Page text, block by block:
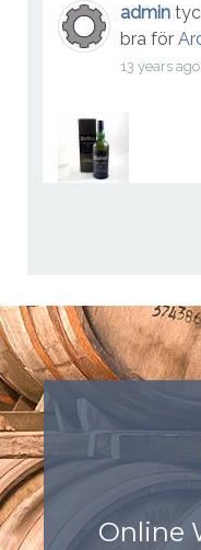
admin
bra för
13 years ago
Online